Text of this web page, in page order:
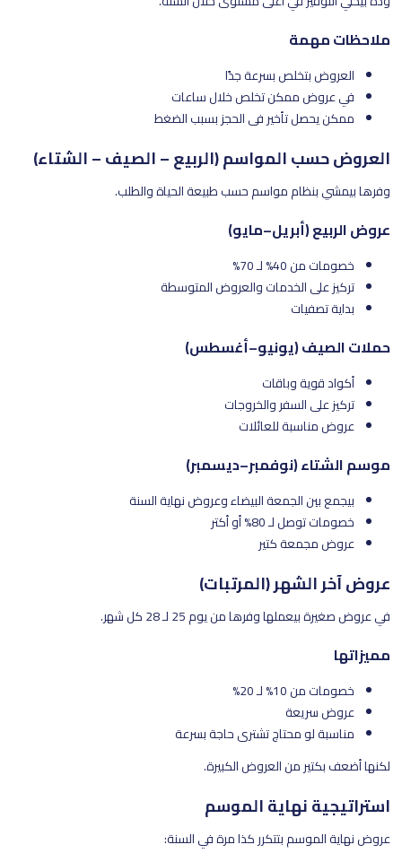
ملاحظات مهمة
العروض بتخلص بسرعة جدًا
في عروض ممكن تخلص خلال ساعات
ممكن يحصل تأخير في الحجز بسبب الضغط
العروض حسب المواسم (الربيع – الصيف – الشتاء)
وفرها بيمشي بنظام مواسم حسب طبيعة الحياة والطلب.
عروض الربيع (أبريل–مايو)
خصومات من 40% لـ 70%
تركيز على الخدمات والعروض المتوسطة
بداية تصفيات
حملات الصيف (يونيو–أغسطس)
أكواد قوية وباقات
تركيز على السفر والخروجات
عروض مناسبة للعائلات
موسم الشتاء (نوفمبر–ديسمبر)
بيجمع بين الجمعة البيضاء وعروض نهاية السنة
خصومات توصل لـ 80% أو أكتر
عروض مجمعة كتير
عروض آخر الشهر (المرتبات)
في عروض صغيرة بيعملها وفرها من يوم 25 لـ 28 كل شهر.
مميزاتها
خصومات من 10% لـ 20%
عروض سريعة
مناسبة لو محتاج تشتري حاجة بسرعة
لكنها أضعف بكتير من العروض الكبيرة.
استراتيجية نهاية الموسم
عروض نهاية الموسم بتتكرر كذا مرة في السنة: